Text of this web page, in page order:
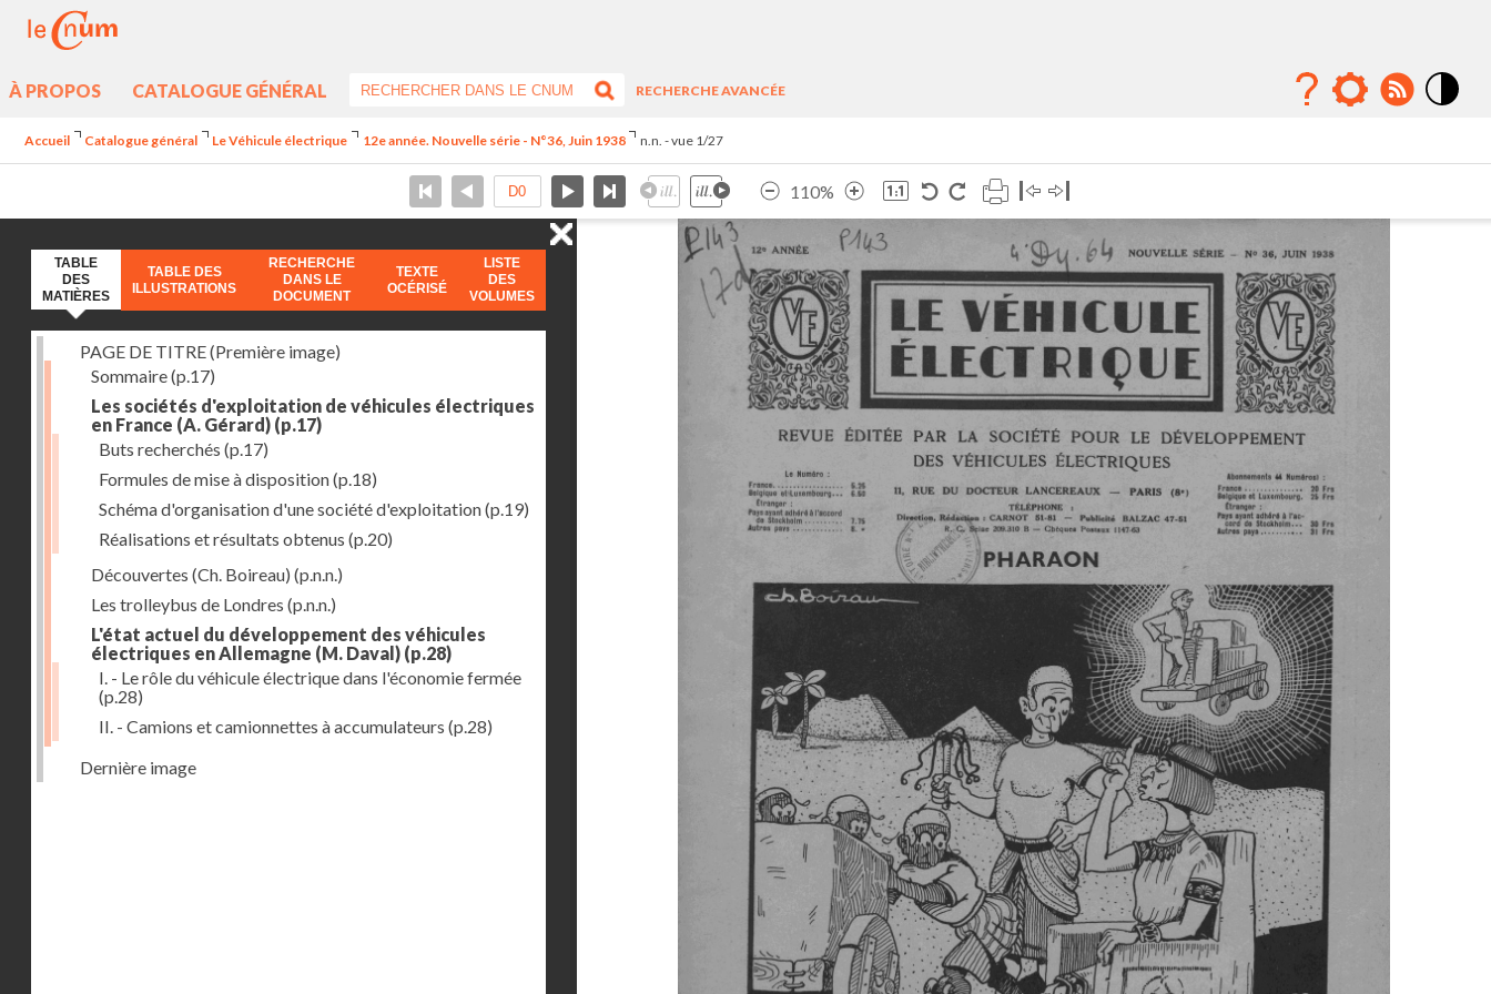
À PROPOS CATALOGUE GÉNÉRAL
RECHERCHE AVANCÉE
Accueil Catalogue général Le Véhicule électrique 12e année. Nouvelle série - N°36, Juin 1938 n.n. - vue 1/27
110%
TABLE
DES
MATIÈRES
TABLE DES
ILLUSTRATIONS
RECHERCHE
DANS LE
DOCUMENT
TEXTE
OCÉRISÉ
LISTE
DES
VOLUMES
PAGE DE TITRE (Première image)
Sommaire(p.17)
Les sociétés d'exploitation de véhicules électriques
en France (A. Gérard) (p.17)
Buts recherchés (p.17)
Formules de mise à disposition(p.18)
Schéma d'organisation d'une société d'exploitation(p.19)
Réalisations et résultats obtenus (p.20)
Découvertes (Ch. Boireau) (p.n.n.)
Les trolleybus de Londres (p.n.n.)
L'état actuel du développement des véhicules
électriques en Allemagne (M. Daval) (p.28)
I. - Le rôle du véhicule électrique dans l'économie fermée
(p.28)
II. - Camions et camionnettes à accumulateurs (p.28)
Dernière image